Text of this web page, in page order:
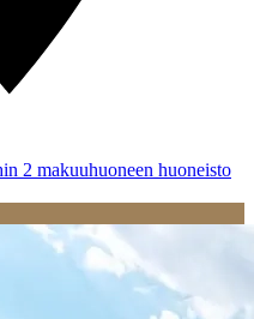
2 makuuhuoneen huoneisto